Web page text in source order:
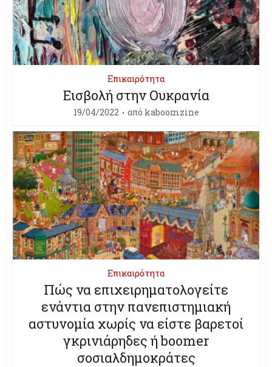
Επικαιρότητα
Εισβολή στην Ουκρανία
19/04/2022 από kaboomzine
Επικαιρότητα
Πώς να επιχειρηματολογείτε
ενάντια στην πανεπιστημιακή
αστυνομία χωρίς να είστε βαρετοί
γκρινιάρηδες ή boomer
σοσιαλδημοκράτες